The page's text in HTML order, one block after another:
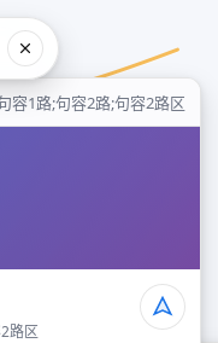
容1路;句容2路;句容2路区
路区